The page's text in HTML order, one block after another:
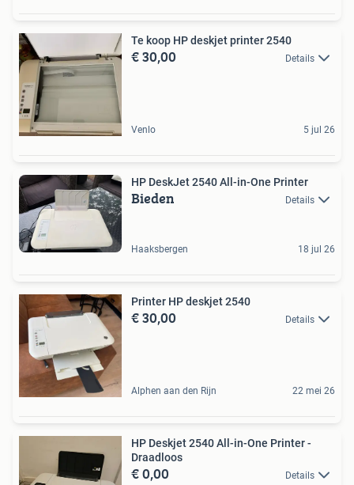
Te koop HP deskjet printer 2540
€ 30,00 Details
Venlo 5 jul 26
HP DeskJet 2540 All-in-One Printer
Bieden Details
Haaksbergen 18 jul 26
Printer HP deskjet 2540
€ 30,00 Details
Alphen aan den Rijn 22 mei 26
HP Deskjet 2540 All-in-One Printer -
Draadloos
€ 0,00 Details